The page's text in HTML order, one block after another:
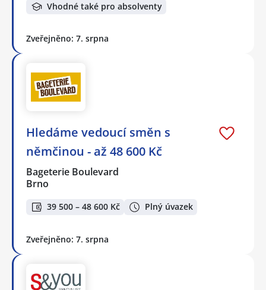
Vhodné také pro absolventy
Zveřejněno: 7. srpna
Hledáme vedoucí směn s
němčinou - až 48 600 Kč
Bageterie Boulevard
Brno
39 500 – 48 600 Kč Plný úvazek
Zveřejněno: 7. srpna